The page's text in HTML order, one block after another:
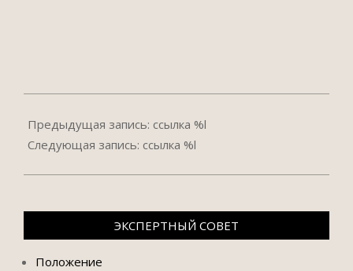
10-
06
Предыдущая запись: ссылка %l
Следующая запись: ссылка %l
ЭКСПЕРТНЫЙ СОВЕТ
Положение